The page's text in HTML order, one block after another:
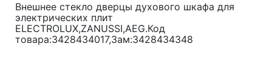
Внешнее стекло дверцы духового шкафа для
электрических плит
ELECTROLUX,ZANUSSI,AEG.Код
товара:3428434017,Зам:3428434348